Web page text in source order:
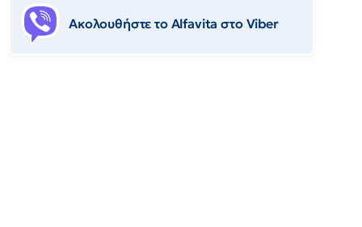
Ακολουθήστε το Αlfavita στο Viber